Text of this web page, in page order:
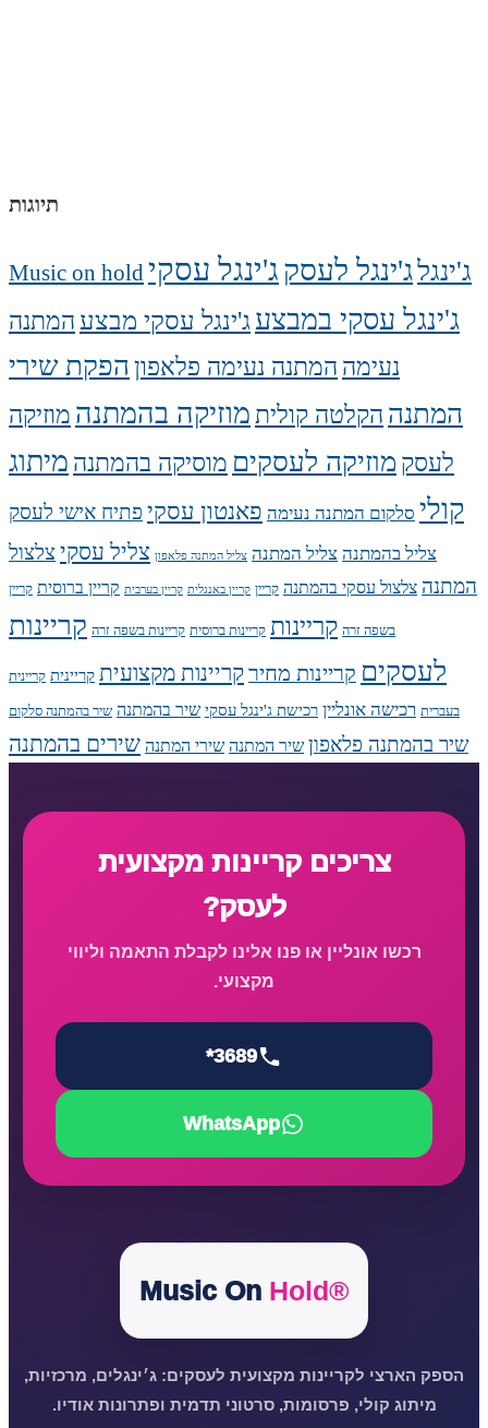
תיוגות
Music on hold ג'ינגלג'ינגל לעסקג'ינגל עסקי
ג'ינגל עסקי במבצעג'ינגל עסקי מבצעהמתנה
נעימה המתנה נעימה פלאפון הפקת שירי
המתנה הקלטה קוליתמוזיקה בהמתנה מוזיקה
לעסק מוזיקה לעסקים מוסיקה בהמתנה מיתוג
קולי סלקום המתנה נעימה פאנטון עסקי פתיח אישי לעסק
צליל בהמתנה צליל המתנה צליל המתנה פלאפון צליל עסקיצלצול
המתנה צלצול עסקי בהמתנה קריין קריין באנגלית קריין בערבית קריין ברוסית קריין
בשפה זרה קריינות קריינות ברוסית קריינות בשפה זרה קריינות
לעסקים קריינות מחירקריינות מקצועית קריינית קריינית
בעברית רכישה אונליין רכישת ג'ינגל עסקי שיר בהמתנה שיר בהמתנה סלקום
שיר בהמתנה פלאפון שיר המתנה שירי המתנה שירים בהמתנה
צריכים קריינות מקצועית
לעסק?
רכשו אונליין או פנו אלינו לקבלת התאמה וליווי
מקצועי.
*3689
WhatsApp
Music On Hold®
הספק הארצי לקריינות מקצועית לעסקים: ג׳ינגלים, מרכזיות,
מיתוג קולי, פרסומות, סרטוני תדמית ופתרונות אודיו.